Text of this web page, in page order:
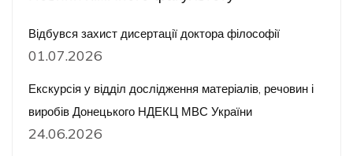
Відбувся захист дисертації доктора філософії
01.07.2026
Екскурсія у відділ дослідження матеріалів, речовин і
виробів Донецького НДЕКЦ МВС України
24.06.2026